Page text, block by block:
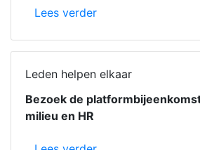
Lees verder
Leden helpen elkaar
Bezoek de
milieu en HR